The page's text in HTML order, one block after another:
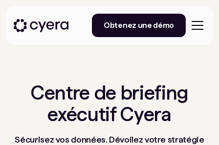
Obtenez une démo
Centre de briefing
exécutif Cyera
Sécurisez vos données. Dévoilez votre stratégie